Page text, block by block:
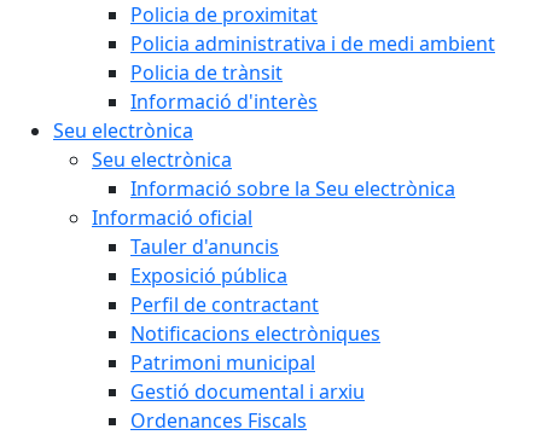
Policia de proximitat
Policia administrativa i de medi ambient
Policia de trànsit
Informació d'interès
Seu electrònica
Seu electrònica
Informació sobre la Seu electrònica
Informació oficial
Tauler d'anuncis
Exposició pública
Perfil de contractant
Notificacions electròniques
Patrimoni municipal
Gestió documental i arxiu
Ordenances Fiscals